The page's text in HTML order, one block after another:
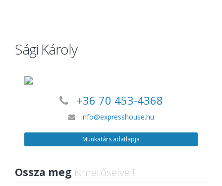
Sági Károly
+36 70 453-4368
info@expresshouse.hu
Munkatárs adatlapja
Ossza meg ismerőseivel!